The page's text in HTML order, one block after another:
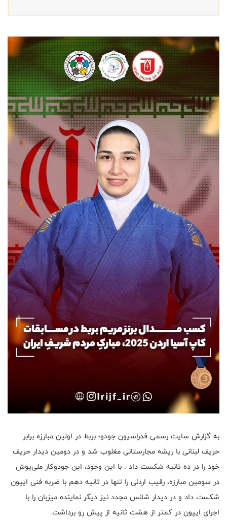
به گزارش سایت رسمی فدراسیون جودو؛ بربط در اولین مبارزه برابر
حریف لبنانی با ریشه‌ مجارستانی مغلوب شد و در دومین دیدار حریف
خود را در ده ثانیه شکست داد . با این وجود، این جودوکار ملی‌پوش
در سومین مبارزه، رقیب اردنی را تنها در ثانیه دهم با ضربه فنی ایپون
شکست داد و در دیدار شانس مجدد نیز دیگر نماینده میزبان را با
اجرای ایپون در کمتر از هشت ثانیه از پیش رو برداشت.